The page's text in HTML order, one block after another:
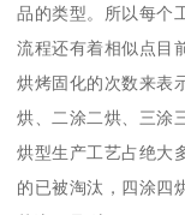
品的类型。所以每个
流程还有着相似点目
烘烤固化的次数来表
烘、二涂二烘、三涂
烘型生产工艺占绝大
的已被淘汰，四涂四